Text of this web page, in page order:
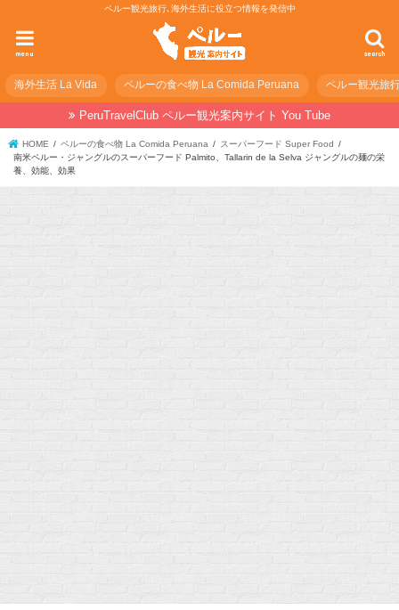
ペルー観光旅行､海外生活に役立つ情報を発信中
search
menu
海外生活 La Vida ペルーの食べ物 La Comida Peruana ペルー観光旅
PeruTravelClub ペルー観光案内サイト You Tube
HOME ペルーの食べ物 La Comida Peruana
スーパーフード Super Food
南米ペルー・ジャングルのスーパーフード Palmito、Tallarin de la Selva ジャングルの麺の栄
養、効能、効果